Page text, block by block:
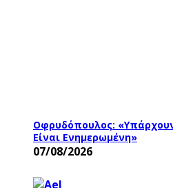
Οφρυδόπουλος:
Είναι Ενημερωμένη»
07/08/2026